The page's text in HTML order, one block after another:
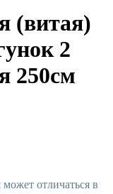
(витая)
2
250см
отличаться в